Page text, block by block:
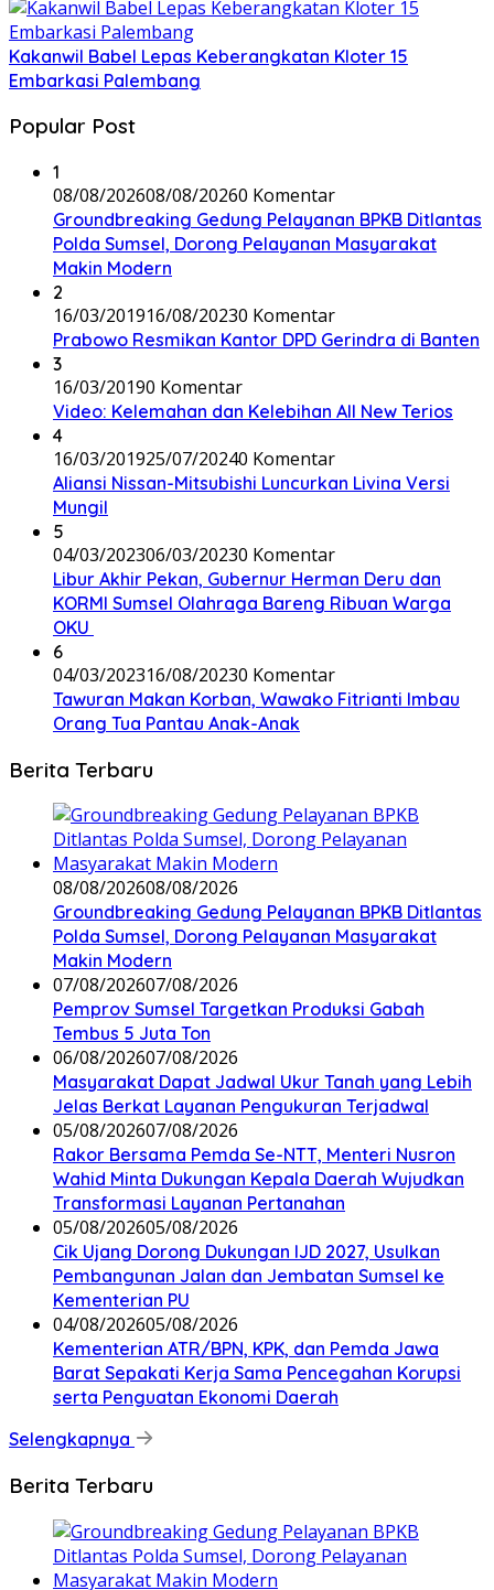
Kakanwil Babel Lepas Keberangkatan Kloter 15
Embarkasi Palembang
Popular Post
1
08/08/202608/08/20260 Komentar
Groundbreaking Gedung Pelayanan BPKB Ditlantas
Polda Sumsel, Dorong Pelayanan Masyarakat
Makin Modern
2
16/03/201916/08/20230 Komentar
Prabowo Resmikan Kantor DPD Gerindra di Banten
3
16/03/20190 Komentar
Video: Kelemahan dan Kelebihan All New Terios
4
16/03/201925/07/20240 Komentar
Aliansi Nissan-Mitsubishi Luncurkan Livina Versi
Mungil
5
04/03/202306/03/20230 Komentar
Libur Akhir Pekan, Gubernur Herman Deru dan
KORMI Sumsel Olahraga Bareng Ribuan Warga
OKU
6
04/03/202316/08/20230 Komentar
Tawuran Makan Korban, Wawako Fitrianti Imbau
Orang Tua Pantau Anak-Anak
Berita Terbaru
08/08/202608/08/2026
Groundbreaking Gedung Pelayanan BPKB Ditlantas
Polda Sumsel, Dorong Pelayanan Masyarakat
Makin Modern
07/08/202607/08/2026
Pemprov Sumsel Targetkan Produksi Gabah
Tembus 5 Juta Ton
06/08/202607/08/2026
Masyarakat Dapat Jadwal Ukur Tanah yang Lebih
Jelas Berkat Layanan Pengukuran Terjadwal
05/08/202607/08/2026
Rakor Bersama Pemda Se-NTT, Menteri Nusron
Wahid Minta Dukungan Kepala Daerah Wujudkan
Transformasi Layanan Pertanahan
05/08/202605/08/2026
Cik Ujang Dorong Dukungan IJD 2027, Usulkan
Pembangunan Jalan dan Jembatan Sumsel ke
Kementerian PU
04/08/202605/08/2026
Kementerian ATR/BPN, KPK, dan Pemda Jawa
Barat Sepakati Kerja Sama Pencegahan Korupsi
serta Penguatan Ekonomi Daerah
Selengkapnya
Berita Terbaru